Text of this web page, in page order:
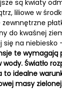
są kwiaty
liliowe w
do kwaśnej
się na niebiesko
te wymagają
Światło
to idealne
masy